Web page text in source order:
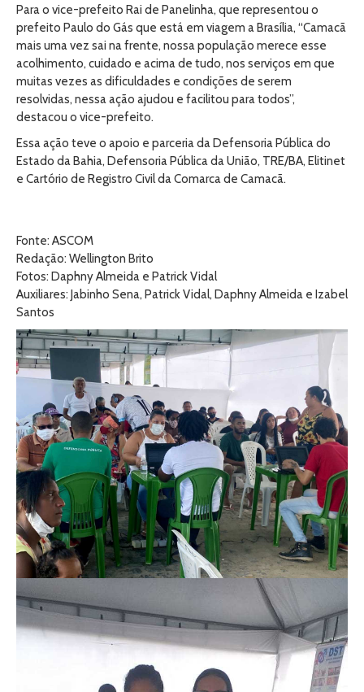
Para o vice-prefeito Rai de Panelinha, que representou o
prefeito Paulo do Gás que está em viagem a Brasília, “Camacã
mais uma vez sai na frente, nossa população merece esse
acolhimento, cuidado e acima de tudo, nos serviços em que
muitas vezes as dificuldades e condições de serem
resolvidas, nessa ação ajudou e facilitou para todos”,
destacou o vice-prefeito.
Essa ação teve o apoio e parceria da Defensoria Pública do
Estado da Bahia, Defensoria Pública da União, TRE/BA, Elitinet
e Cartório de Registro Civil da Comarca de Camacã.
Fonte: ASCOM
Redação: Wellington Brito
Fotos: Daphny Almeida e Patrick Vidal
Auxiliares: Jabinho Sena, Patrick Vidal, Daphny Almeida e Izabel
Santos